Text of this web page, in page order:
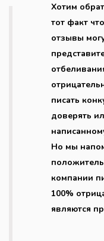
Хотим
тот факт
отзывы
писать
доверять
Но мы
компании
100%
являются